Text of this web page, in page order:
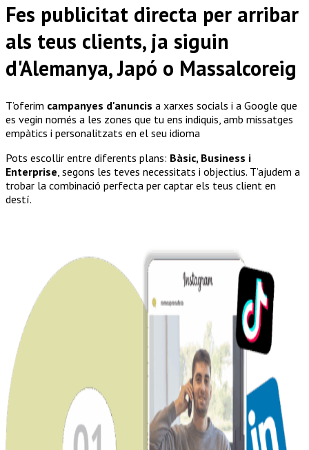
Fes publicitat directa per arribar
als teus clients, ja siguin
d'Alemanya, Japó o Massalcoreig
T’oferim campanyes d'anuncis a xarxes socials i a Google que
es vegin només a les zones que tu ens indiquis, amb missatges
empàtics i personalitzats en el seu idioma
Pots escollir entre diferents plans: Bàsic, Business i
Enterprise, segons les teves necessitats i objectius. T’ajudem a
trobar la combinació perfecta per captar els teus client en
destí.